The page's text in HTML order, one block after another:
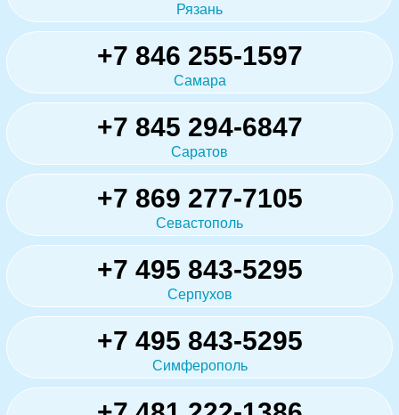
Рязань
+7 846 255-1597
Самара
+7 845 294-6847
Саратов
+7 869 277-7105
Севастополь
+7 495 843-5295
Серпухов
+7 495 843-5295
Симферополь